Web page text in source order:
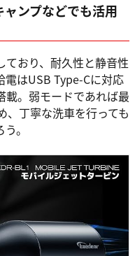
ンプなどでも活用
おり、耐久性と静音性
電はUSB Type-Cに対応
載。弱モードであれば最
、丁寧な洗車を行っても
。